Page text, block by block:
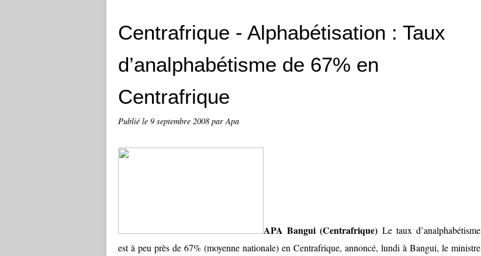
Centrafrique - Alphabétisation : Taux
d’analphabétisme de 67% en
Centrafrique
Publié le 9 septembre 2008 par Apa
APA Bangui (Centrafrique) Le taux d’analphabétisme
est à peu près de 67% (moyenne nationale) en Centrafrique, annoncé, lundi à Bangui, le ministre